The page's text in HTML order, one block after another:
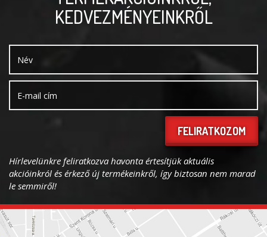
KEDVEZMÉNYEINKRŐL
FELIRATKOZOM
Hírlevelünkre feliratkozva havonta értesítjük aktuális
akcióinkról és érkező új termékeinkről, így biztosan nem marad
le semmiről!